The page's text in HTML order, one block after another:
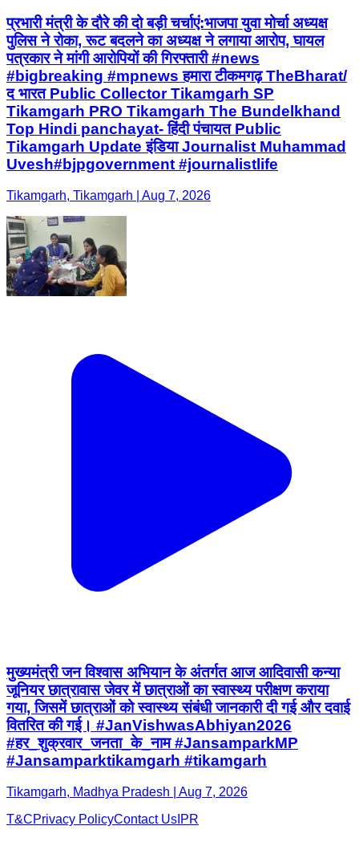
प्रभारी मंत्री के दौरे की दो बड़ी चर्चाएं:भाजपा युवा मोर्चा अध्यक्ष
पुलिस ने रोका, रूट बदलने का अध्यक्ष ने लगाया आरोप, घायल
पत्रकार ने मांगी आरोपियों की गिरफ्तारी #news
#bigbreaking #mpnews हमारा टीकमगढ़ TheBharat/
द भारत Public Collector Tikamgarh SP
Tikamgarh PRO Tikamgarh The Bundelkhand
Top Hindi panchayat- हिंदी पंचायत Public
Tikamgarh Update इंडिया Journalist Muhammad
Uvesh#bjpgovernment #journalistlife
Tikamgarh, Tikamgarh | Aug 7, 2026
मुख्यमंत्री जन विश्वास अभियान के अंतर्गत आज आदिवासी कन्या
जूनियर छात्रावास जेवर में छात्राओं का स्वास्थ्य परीक्षण कराया
गया, जिसमें छात्राओं को स्वास्थ्य संबंधी जानकारी दी गई और दवाई
वितरित की गई। #JanVishwasAbhiyan2026
#हर_शुक्रवार_जनता_के_नाम #JansamparkMP
#Jansamparktikamgarh #tikamgarh
Tikamgarh, Madhya Pradesh | Aug 7, 2026